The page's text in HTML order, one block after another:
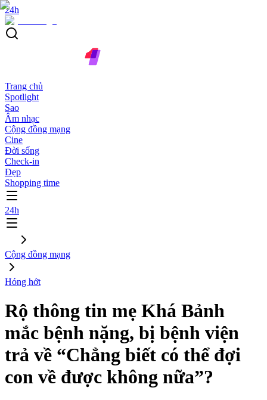
24h
Trang chủ
Spotlight
Sao
Âm nhạc
Cộng đồng mạng
Cine
Đời sống
Check-in
Đẹp
Shopping time
24h
Cộng đồng mạng
Hóng hớt
Rộ thông tin mẹ Khá Bảnh
mắc bệnh nặng, bị bệnh viện
trả về “Chẳng biết có thể đợi
con về được không nữa”?